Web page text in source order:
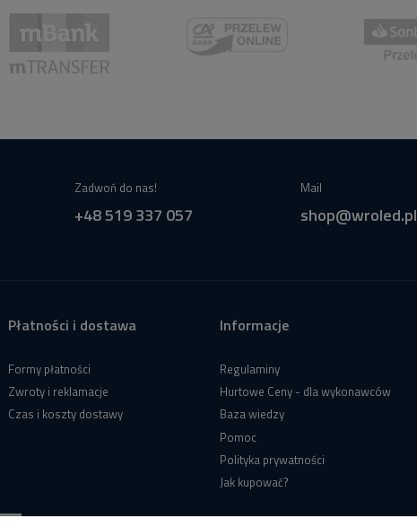
Zadwoń do nas!
+48 519 337 057
Mail
shop@wroled.pl
Płatności i dostawa
Formy płatności
Zwroty i reklamacje
Czas i koszty dostawy
Informacje
Regulaminy
Hurtowe Ceny - dla wykonawców
Baza wiedzy
Pomoc
Polityka prywatności
Jak kupować?